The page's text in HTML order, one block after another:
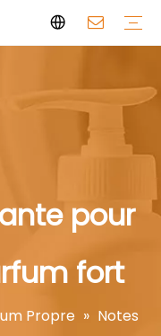
pour
fort
Propre » Notes